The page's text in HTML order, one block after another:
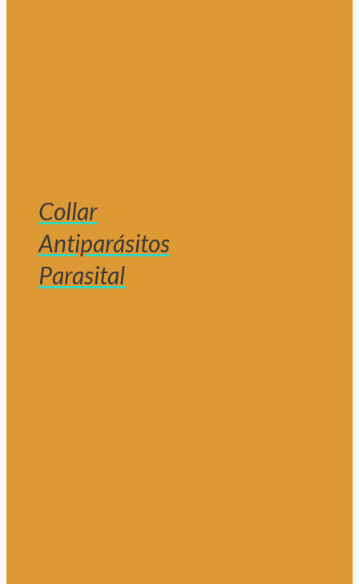
Collar
Antiparásitos
Parasital